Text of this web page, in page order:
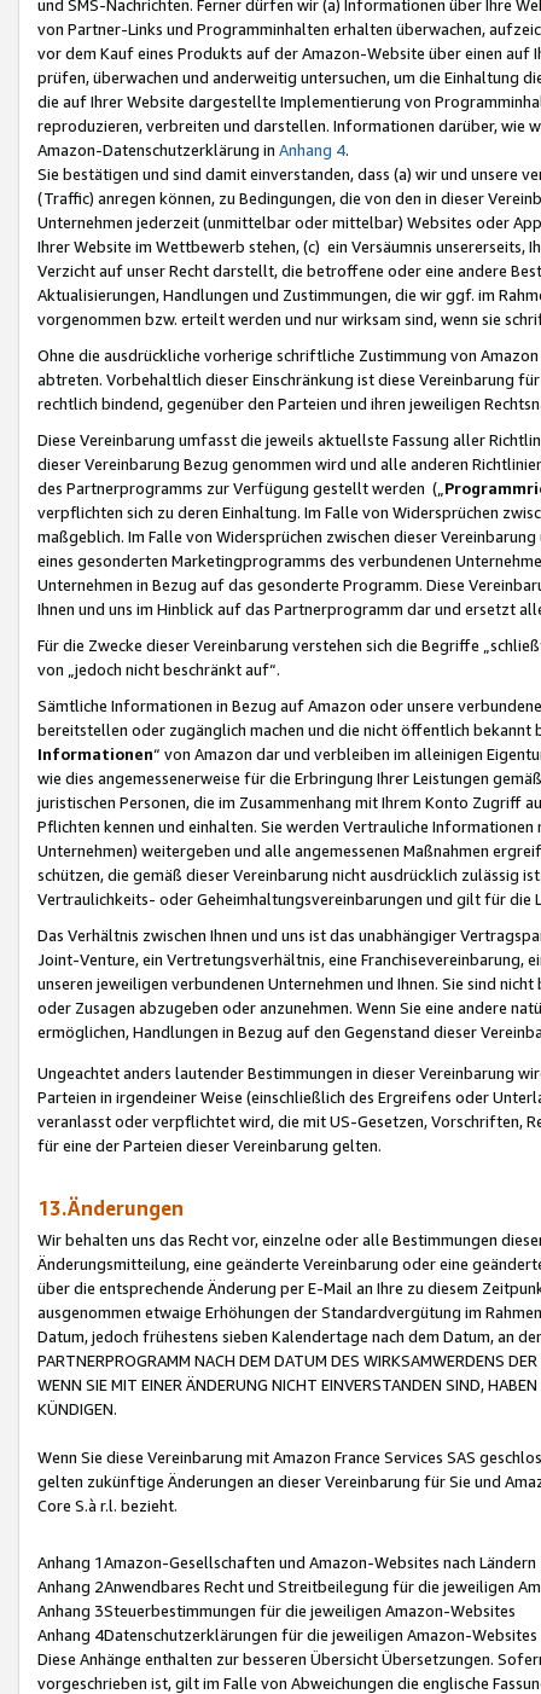
und SMS-Nachrichten. Ferner dürfen wir (a) Informationen über Ihre
von Partner-Links und Programminhalten erhalten überwachen,
vor dem Kauf eines Produkts auf der Amazon-Website über einen
prüfen, überwachen und anderweitig untersuchen, um die Einhaltung
die auf Ihrer Website dargestellte Implementierung von
reproduzieren, verbreiten und darstellen. Informationen darüber, wie
Amazon-Datenschutzerklärung in Anhang 4.
Sie bestätigen und sind damit einverstanden, dass (a) wir und
(Traffic) anregen können, zu Bedingungen, die von den in dieser
Unternehmen jederzeit (unmittelbar oder mittelbar) Websites oder
Ihrer Website im Wettbewerb stehen, (c) ein Versäumnis unsererseits,
Verzicht auf unser Recht darstellt, die betroffene oder eine andere
Aktualisierungen, Handlungen und Zustimmungen, die wir ggf. im
vorgenommen bzw. erteilt werden und nur wirksam sind, wenn sie
Ohne die ausdrückliche vorherige schriftliche Zustimmung von
abtreten. Vorbehaltlich dieser Einschränkung ist diese Vereinbarung
rechtlich bindend, gegenüber den Parteien und ihren jeweiligen
Diese Vereinbarung umfasst die jeweils aktuellste Fassung aller
dieser Vereinbarung Bezug genommen wird und alle anderen
des Partnerprogramms zur Verfügung gestellt werden („
verpflichten sich zu deren Einhaltung. Im Falle von Widersprüchen
maßgeblich. Im Falle von Widersprüchen zwischen dieser
eines gesonderten Marketingprogramms des verbundenen
Unternehmen in Bezug auf das gesonderte Programm. Diese
Ihnen und uns im Hinblick auf das Partnerprogramm dar und ersetzt
Für die Zwecke dieser Vereinbarung verstehen sich die Begriffe
von „jedoch nicht beschränkt auf“.
Sämtliche Informationen in Bezug auf Amazon oder unsere
bereitstellen oder zugänglich machen und die nicht öffentlich
Informationen“ von Amazon dar und verbleiben im alleinigen
wie dies angemessenerweise für die Erbringung Ihrer Leistungen
juristischen Personen, die im Zusammenhang mit Ihrem Konto
Pflichten kennen und einhalten. Sie werden Vertrauliche
Unternehmen) weitergeben und alle angemessenen Maßnahmen
schützen, die gemäß dieser Vereinbarung nicht ausdrücklich zulässig
Vertraulichkeits- oder Geheimhaltungsvereinbarungen und gilt für die
Das Verhältnis zwischen Ihnen und uns ist das unabhängiger
Joint-Venture, ein Vertretungsverhältnis, eine Franchisevereinbarung,
unseren jeweiligen verbundenen Unternehmen und Ihnen. Sie sind
oder Zusagen abzugeben oder anzunehmen. Wenn Sie eine andere
ermöglichen, Handlungen in Bezug auf den Gegenstand dieser
Ungeachtet anders lautender Bestimmungen in dieser Vereinbarung
Parteien in irgendeiner Weise (einschließlich des Ergreifens oder
veranlasst oder verpflichtet wird, die mit US-Gesetzen, Vorschriften,
für eine der Parteien dieser Vereinbarung gelten.
13.Änderungen
Wir behalten uns das Recht vor, einzelne oder alle Bestimmungen
Änderungsmitteilung, eine geänderte Vereinbarung oder eine
über die entsprechende Änderung per E-Mail an Ihre zu diesem
ausgenommen etwaige Erhöhungen der Standardvergütung im
Datum, jedoch frühestens sieben Kalendertage nach dem Datum, an
PARTNERPROGRAMM NACH DEM DATUM DES WIRKSAMWERDENS
WENN SIE MIT EINER ÄNDERUNG NICHT EINVERSTANDEN SIND,
KÜNDIGEN.
Wenn Sie diese Vereinbarung mit Amazon France Services SAS
gelten zukünftige Änderungen an dieser Vereinbarung für Sie und
Core S.à r.l. bezieht.
Anhang 1Amazon-Gesellschaften und Amazon-Websites nach Ländern
Anhang 2Anwendbares Recht und Streitbeilegung für die jeweiligen
Anhang 3Steuerbestimmungen für die jeweiligen Amazon-Websites
Anhang 4Datenschutzerklärungen für die jeweiligen Amazon-Websites
Diese Anhänge enthalten zur besseren Übersicht Übersetzungen.
vorgeschrieben ist, gilt im Falle von Abweichungen die englische